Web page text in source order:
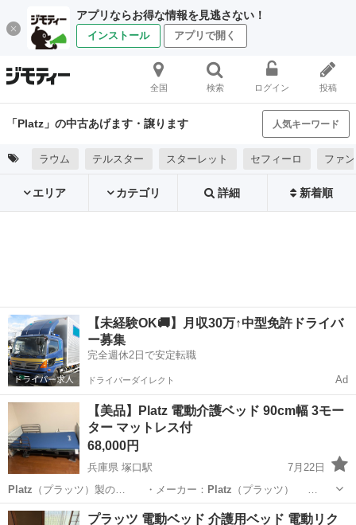
アプリならお得な情報を見逃さない！
インストール アプリで開く
全国 検索 ログイン 投稿
「Platz」の中古あげます・譲ります 人気キーワード
ラウム テルスター スターレット セフィーロ ファ
エリア カテゴリ 詳細 新着順
【未経験OK🚚】月収30万↑中型免許ドライバ
ー募集
完全週休2日で安定転職
ドライバーダイレクト Ad
【美品】Platz 電動介護ベッド 90cm幅 3モー
ター マットレス付
68,000円
兵庫県 塚口駅
7月22日
Platz （プラッツ）製の… ・メーカー： Platz （プラッツ） …
兵庫 尼崎市 ベッド Platz
プラッツ 電動ベッド 介護用ベッド 電動リク